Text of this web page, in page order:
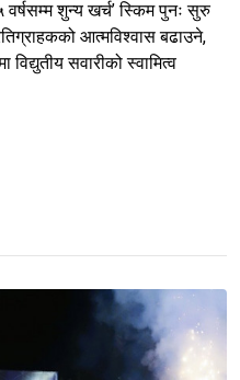
वर्षसम्म शुन्य खर्च’ स्किम पुनः सुरु
आत्मविश्वास बढाउने,
विद्युतीय सवारीको स्वामित्व